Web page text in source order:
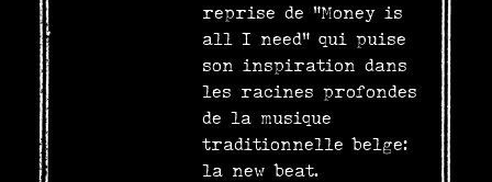
reprise de “Money is
all I need” qui puise
son inspiration dans
les racines profondes
de la musique
traditionnelle belge:
la new beat.